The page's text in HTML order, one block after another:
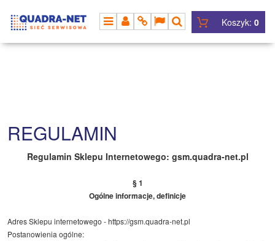
MENUPANELINFOLANGSZUKAJ Koszyk: 0
REGULAMIN
Regulamin Sklepu Internetowego: gsm.quadra-net.pl
§ 1
Ogólne informacje, definicje
Adres Sklepu internetowego -https://gsm.quadra-net.pl
Postanowienia ogólne: